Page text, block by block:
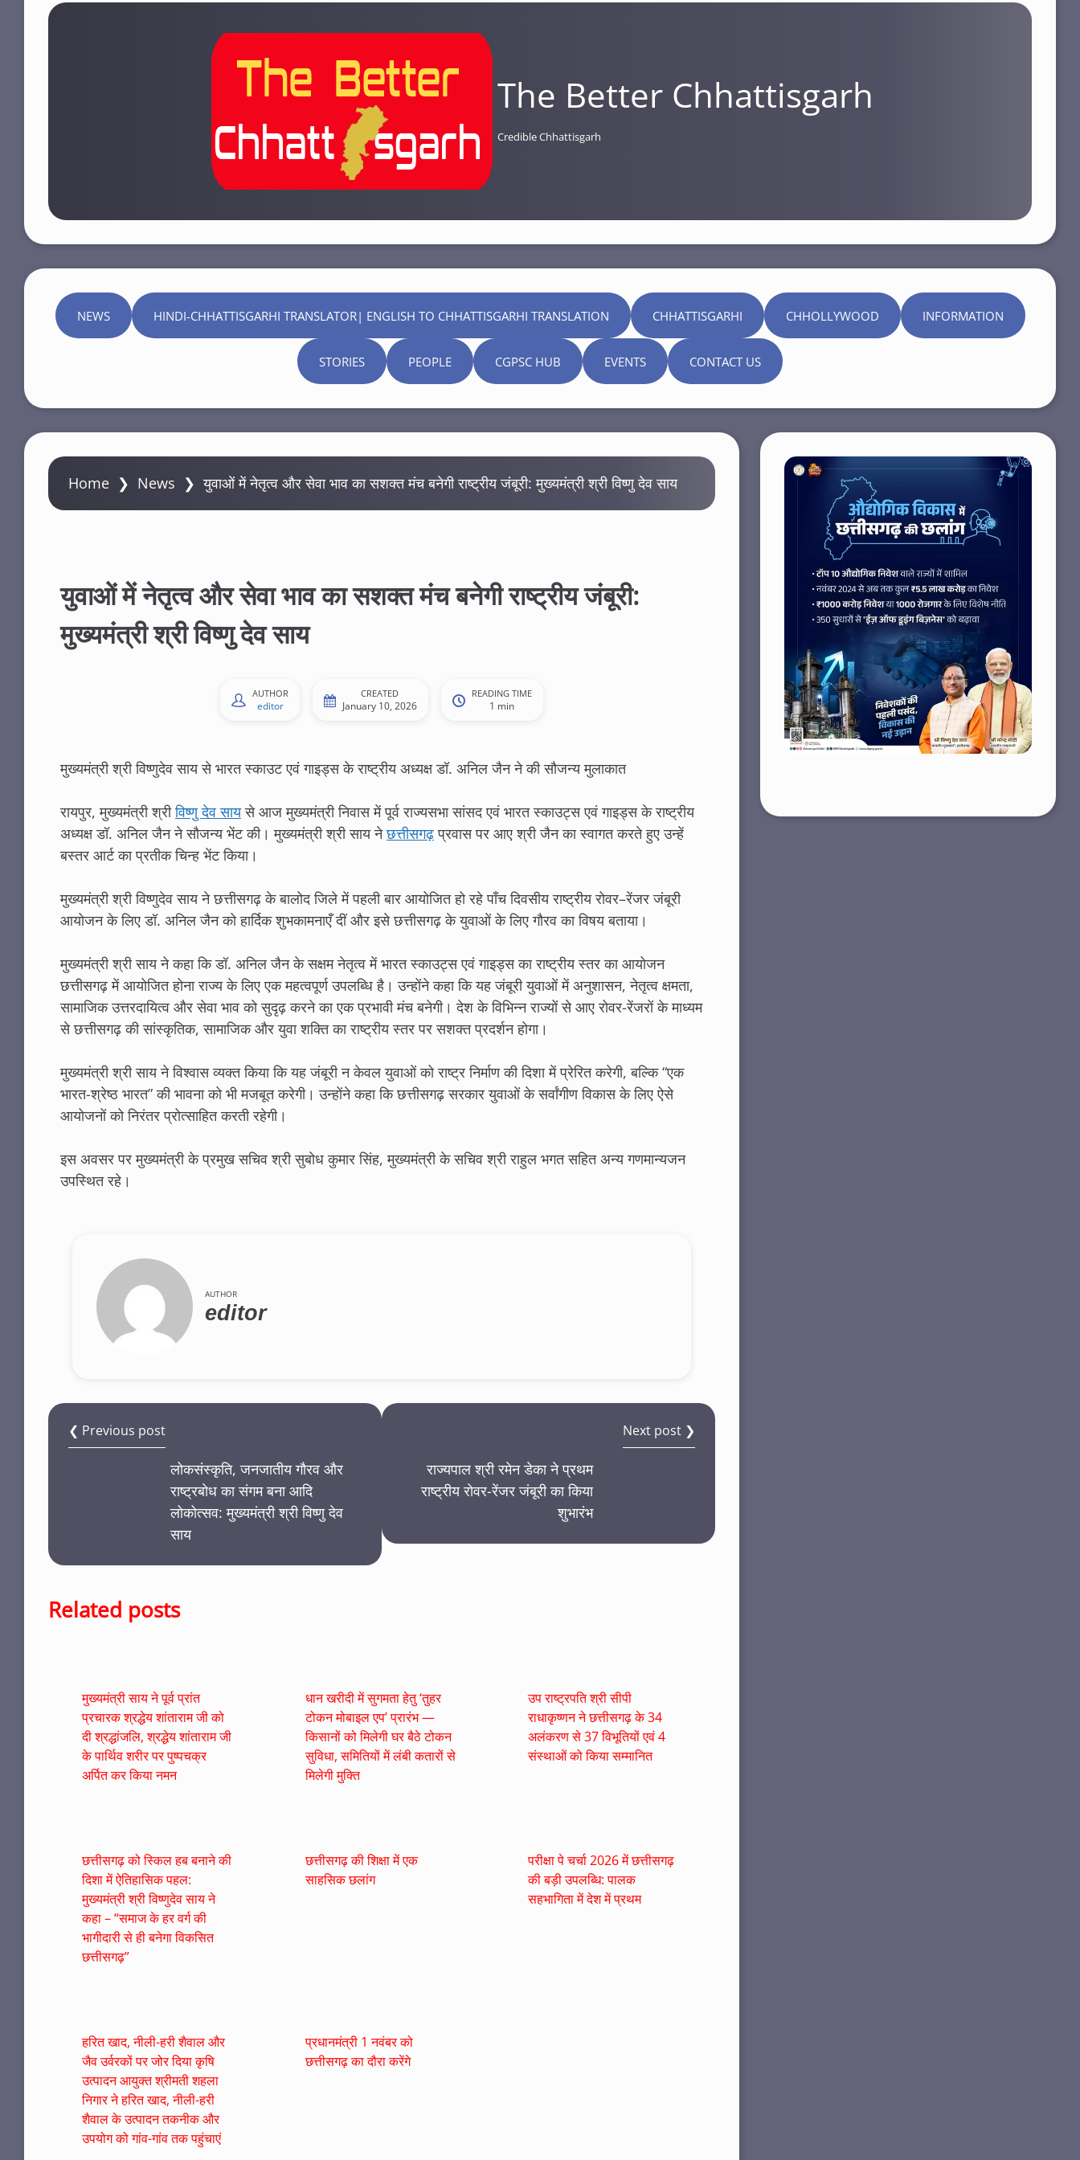
The Better Chhattisgarh
Credible Chhattisgarh
NEWS HINDI-CHHATTISGARHI TRANSLATOR| ENGLISH TO CHHATTISGARHI TRANSLATION CHHATTISGARHI CHHOLLYWOOD INFORMATION
STORIES PEOPLE CGPSC HUB EVENTS CONTACT US
Home ❯ News ❯युवाओं में नेतृत्व और सेवा भाव का सशक्त मंच बनेगी राष्ट्रीय जंबूरी: मुख्यमंत्री श्री विष्णु देव साय
N
ws
युवाओं में नेतृत्व और सेवा भाव का सशक्त मंच बनेगी राष्ट्रीय जंबूरी:
मुख्यमंत्री श्री विष्णु देव साय
AUTHOR
editor
CREATED
January 10, 2026
READING TIME
1 min
मुख्यमंत्री श्री विष्णुदेव साय से भारत स्काउट एवं गाइड्स के राष्ट्रीय अध्यक्ष डॉ. अनिल जैन ने की सौजन्य मुलाकात
रायपुर, मुख्यमंत्री श्रीविष्णु देव सायसे आज मुख्यमंत्री निवास में पूर्व राज्यसभा सांसद एवं भारत स्काउट्स एवं गाइड्स के राष्ट्रीय
अध्यक्ष डॉ. अनिल जैन ने सौजन्य भेंट की। मुख्यमंत्री श्री साय नेछत्तीसगढ़प्रवास पर आए श्री जैन का स्वागत करते हुए उन्हें
बस्तर आर्ट का प्रतीक चिन्ह भेंट किया।
मुख्यमंत्री श्री विष्णुदेव साय ने छत्तीसगढ़ के बालोद जिले में पहली बार आयोजित हो रहे पाँच दिवसीय राष्ट्रीय रोवर–रेंजर जंबूरी
आयोजन के लिए डॉ. अनिल जैन को हार्दिक शुभकामनाएँ दीं और इसे छत्तीसगढ़ के युवाओं के लिए गौरव का विषय बताया।
मुख्यमंत्री श्री साय ने कहा कि डॉ. अनिल जैन के सक्षम नेतृत्व में भारत स्काउट्स एवं गाइड्स का राष्ट्रीय स्तर का आयोजन
छत्तीसगढ़ में आयोजित होना राज्य के लिए एक महत्वपूर्ण उपलब्धि है। उन्होंने कहा कि यह जंबूरी युवाओं में अनुशासन, नेतृत्व क्षमता,
सामाजिक उत्तरदायित्व और सेवा भाव को सुदृढ़ करने का एक प्रभावी मंच बनेगी। देश के विभिन्न राज्यों से आए रोवर-रेंजरों के माध्यम
से छत्तीसगढ़ की सांस्कृतिक, सामाजिक और युवा शक्ति का राष्ट्रीय स्तर पर सशक्त प्रदर्शन होगा।
मुख्यमंत्री श्री साय ने विश्वास व्यक्त किया कि यह जंबूरी न केवल युवाओं को राष्ट्र निर्माण की दिशा में प्रेरित करेगी, बल्कि “एक
भारत-श्रेष्ठ भारत” की भावना को भी मजबूत करेगी। उन्होंने कहा कि छत्तीसगढ़ सरकार युवाओं के सर्वांगीण विकास के लिए ऐसे
आयोजनों को निरंतर प्रोत्साहित करती रहेगी।
इस अवसर पर मुख्यमंत्री के प्रमुख सचिव श्री सुबोध कुमार सिंह, मुख्यमंत्री के सचिव श्री राहुल भगत सहित अन्य गणमान्यजन
उपस्थित रहे।
AUTHOR
editor
❮ Previous post
लोकसंस्कृति, जनजातीय गौरव और
राष्ट्रबोध का संगम बना आदि
लोकोत्सव: मुख्यमंत्री श्री विष्णु देव
साय
Next post ❯
राज्यपाल श्री रमेन डेका ने प्रथम
राष्ट्रीय रोवर-रेंजर जंबूरी का किया
शुभारंभ
Related posts
मुख्यमंत्री साय ने पूर्व प्रांत
प्रचारक श्रद्धेय शांताराम जी को
दी श्रद्धांजलि, श्रद्धेय शांताराम जी
के पार्थिव शरीर पर पुष्पचक्र
अर्पित कर किया नमन
धान खरीदी में सुगमता हेतु ‘तुहर
टोकन मोबाइल एप’ प्रारंभ —
किसानों को मिलेगी घर बैठे टोकन
सुविधा, समितियों में लंबी कतारों से
मिलेगी मुक्ति
उप राष्ट्रपति श्री सीपी
राधाकृष्णन ने छत्तीसगढ़ के 34
अलंकरण से 37 विभूतियों एवं 4
संस्थाओं को किया सम्मानित
छत्तीसगढ़ को स्किल हब बनाने की
दिशा में ऐतिहासिक पहल:
मुख्यमंत्री श्री विष्णुदेव साय ने
कहा – “समाज के हर वर्ग की
भागीदारी से ही बनेगा विकसित
छत्तीसगढ़”
छत्तीसगढ़ की शिक्षा में एक
साहसिक छलांग
परीक्षा पे चर्चा 2026 में छत्तीसगढ़
की बड़ी उपलब्धि: पालक
सहभागिता में देश में प्रथम
हरित खाद, नीली-हरी शैवाल और
जैव उर्वरकों पर जोर दिया कृषि
उत्पादन आयुक्त श्रीमती शहला
निगार ने हरित खाद, नीली-हरी
शैवाल के उत्पादन तकनीक और
उपयोग को गांव-गांव तक पहुंचाएं
प्रधानमंत्री 1 नवंबर को
छत्तीसगढ़ का दौरा करेंगे